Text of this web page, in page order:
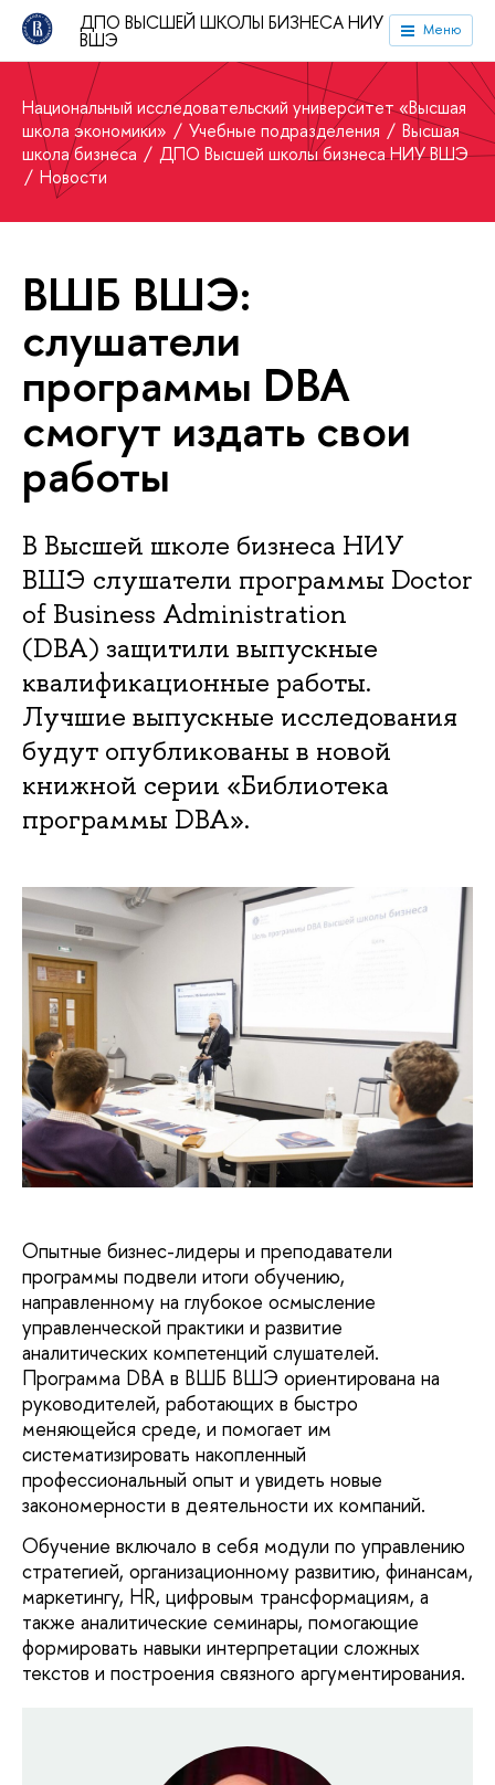
ДПО ВЫСШЕЙ ШКОЛЫ БИЗНЕСА НИУ
ВШЭ Меню
Национальный исследовательский университет «Высшая
школа экономики»
Учебные подразделения
Высшая
школа бизнеса
ДПО Высшей школы бизнеса НИУ ВШЭ
Новости
ВШБ ВШЭ:
слушатели
программы DBA
смогут издать свои
работы
В Высшей школе бизнеса НИУ
ВШЭ слушатели программы Doctor
of Business Administration
(DBA) защитили выпускные
квалификационные работы.
Лучшие выпускные исследования
будут опубликованы в новой
книжной серии «Библиотека
программы DBA».
Опытные бизнес-лидеры и преподаватели
программы подвели итоги обучению,
направленному на глубокое осмысление
управленческой практики и развитие
аналитических компетенций слушателей.
Программа DBA в ВШБ ВШЭ ориентирована на
руководителей, работающих в быстро
меняющейся среде, и помогает им
систематизировать накопленный
профессиональный опыт и увидеть новые
закономерности в деятельности их компаний.
Обучение включало в себя модули по управлению
стратегией, организационному развитию, финансам,
маркетингу, HR, цифровым трансформациям, а
также аналитические семинары, помогающие
формировать навыки интерпретации сложных
текстов и построения связного аргументирования.